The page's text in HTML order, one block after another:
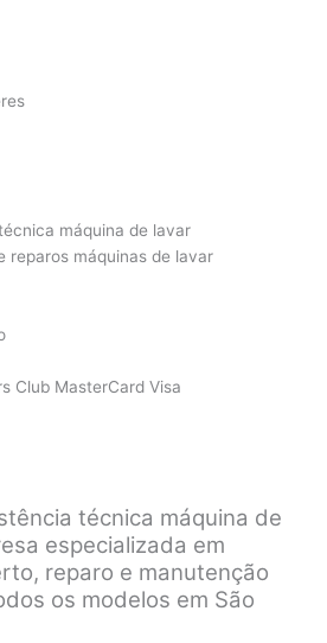
máquina de lavar
reparos máquinas de lavar
Club MasterCard Visa
técnica máquina de
especializada em
reparo e manutenção
os modelos em São